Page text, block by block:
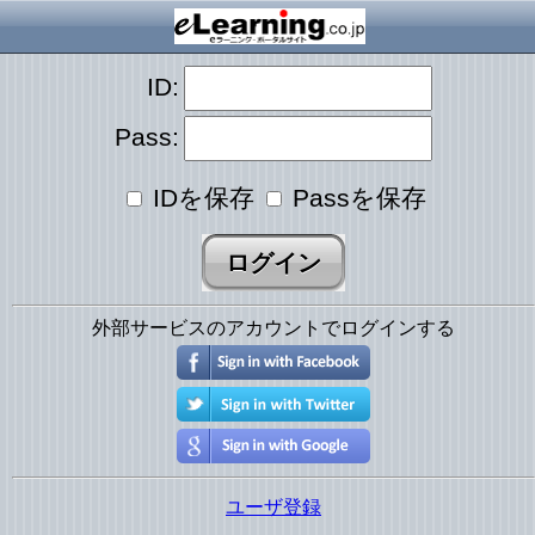
ID:
Pass:
IDを保存 Passを保存
外部サービスのアカウントでログインする
ユーザ登録